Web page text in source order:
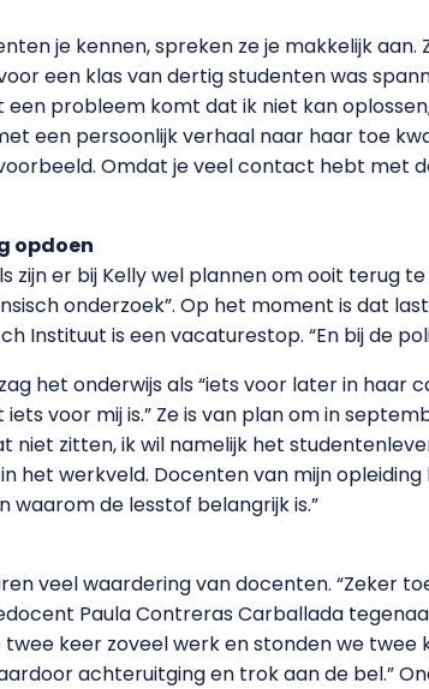
je kennen, spreken ze je makkelijk
een klas van dertig studenten was
probleem komt dat ik niet kan
een persoonlijk verhaal naar haar toe
Omdat je veel contact hebt met
opdoen
zijn er bij Kelly wel plannen om ooit terug
onderzoek”. Op het moment is dat
Instituut is een vacaturestop. “En bij de
het onderwijs als “iets voor later in haar
voor mij is.” Ze is van plan om in
niet zitten, ik wil namelijk het
het werkveld. Docenten van mijn
waarom de lesstof belangrijk is.”
veel waardering van docenten. “Zeker
Paula Contreras Carballada
keer zoveel werk en stonden we twee
achteruitging en trok aan de bel.”